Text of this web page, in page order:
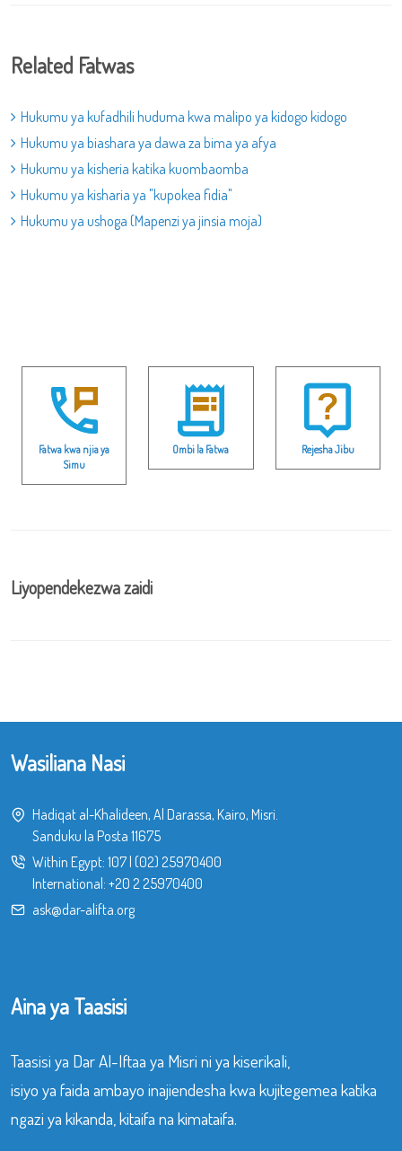
Related Fatwas
Hukumu ya kufadhili huduma kwa malipo ya kidogo kidogo
Hukumu ya biashara ya dawa za bima ya afya
Hukumu ya kisheria katika kuombaomba
Hukumu ya kisharia ya "kupokea fidia"
Hukumu ya ushoga (Mapenzi ya jinsia moja)
Fatwa kwa njia ya
Simu
Ombi la Fatwa Rejesha Jibu
Liyopendekezwa zaidi
Wasiliana Nasi
Hadiqat al-Khalideen, Al Darassa, Kairo, Misri.
Sanduku la Posta 11675
Within Egypt: 107| (02) 25970400
International: +20 2 25970400
ask@dar-alifta.org
Aina ya Taasisi
Taasisi ya Dar Al-Iftaa ya Misri ni ya kiserikali,
isiyo ya faida ambayo inajiendesha kwa kujitegemea katika
ngazi ya kikanda, kitaifa na kimataifa.